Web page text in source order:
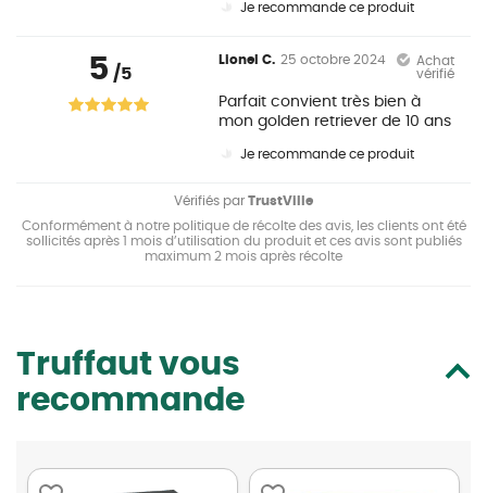
Je recommande ce produit
5 /5
Lionel C. 25 octobre 2024
Achat
vérifié
Parfait convient très bien à
mon golden retriever de 10 ans
Je recommande ce produit
Vérifiés par TrustVille
Conformément à notre politique de récolte des avis, les clients ont été
sollicités après 1 mois d’utilisation du produit et ces avis sont publiés
maximum 2 mois après récolte
Truffaut vous
recommande